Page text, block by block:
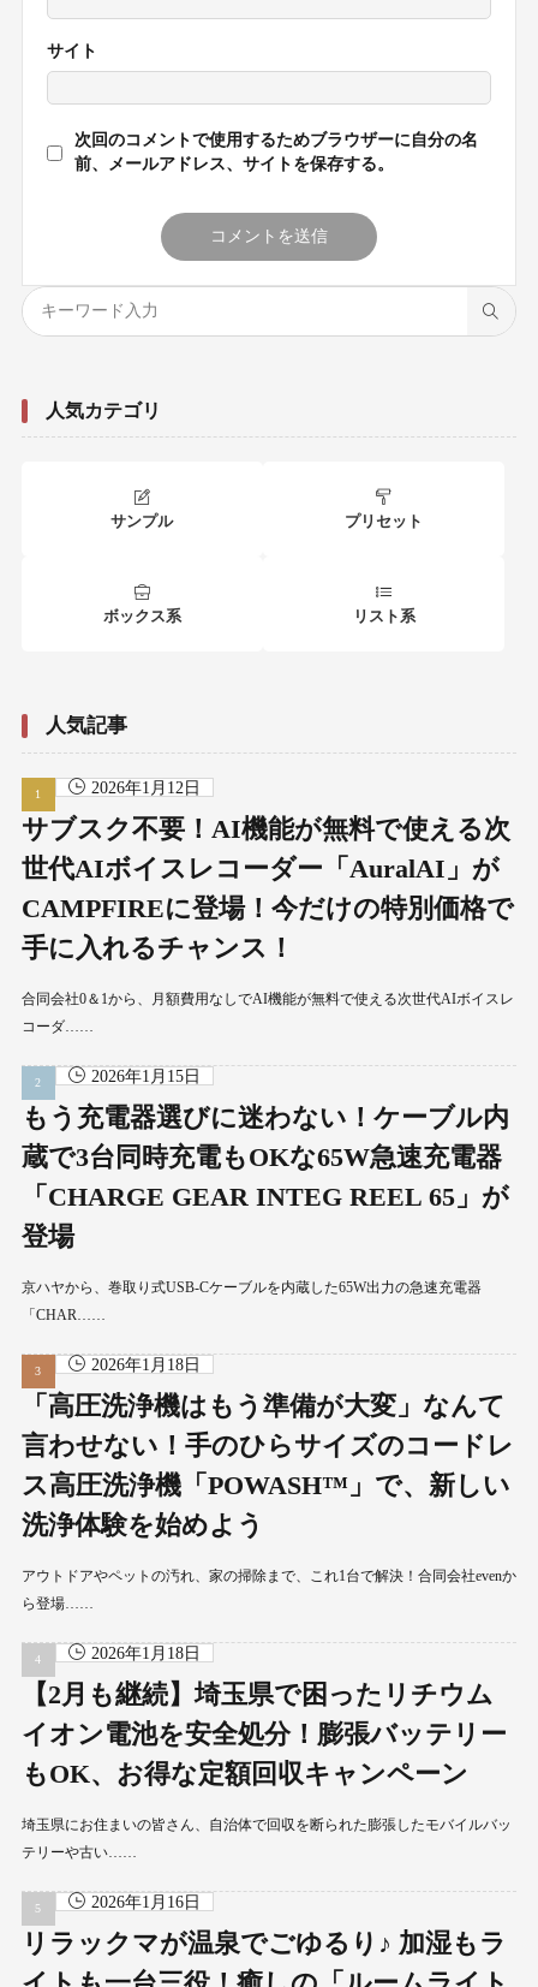
サイト
次回のコメントで使用するためブラウザーに自分の名
前、メールアドレス、サイトを保存する。
人気カテゴリ
サンプル プリセット
ボックス系 リスト系
人気記事
2026年1月12日
サブスク不要！AI機能が無料で使える次
世代AIボイスレコーダー「AuralAI」が
CAMPFIREに登場！今だけの特別価格で
手に入れるチャンス！
合同会社0＆1から、月額費用なしでAI機能が無料で使える次世代AIボイスレ
コーダ……
2026年1月15日
もう充電器選びに迷わない！ケーブル内
蔵で3台同時充電もOKな65W急速充電器
「CHARGE GEAR INTEG REEL 65」が
登場
京ハヤから、巻取り式USB-Cケーブルを内蔵した65W出力の急速充電器
「CHAR……
2026年1月18日
「高圧洗浄機はもう準備が大変」なんて
言わせない！手のひらサイズのコードレ
ス高圧洗浄機「POWASH™」で、新しい
洗浄体験を始めよう
アウトドアやペットの汚れ、家の掃除まで、これ1台で解決！合同会社evenか
ら登場……
2026年1月18日
【2月も継続】埼玉県で困ったリチウム
イオン電池を安全処分！膨張バッテリー
もOK、お得な定額回収キャンペーン
埼玉県にお住まいの皆さん、自治体で回収を断られた膨張したモバイルバッ
テリーや古い……
2026年1月16日
リラックマが温泉でごゆるり♪ 加湿もラ